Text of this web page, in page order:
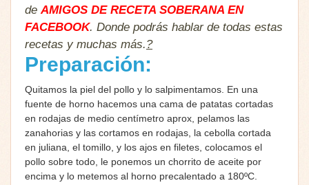
deAMIGOS DE RECETA SOBERANA EN
FACEBOOK. Donde podrás hablar de todas estas
recetas y muchas más.?
Preparación:
Quitamos la piel del pollo y lo salpimentamos. En una
fuente de horno hacemos una cama de patatas cortadas
en rodajas de medio centímetro aprox, pelamos las
zanahorias y las cortamos en rodajas, la cebolla cortada
en juliana, el tomillo, y los ajos en filetes, colocamos el
pollo sobre todo, le ponemos un chorrito de aceite por
encima y lo metemos al horno precalentado a 180ºC.